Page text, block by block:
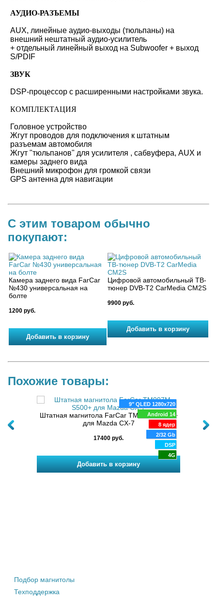
АУДИО-РАЗЪЕМЫ
AUX, линейные аудио-выходы (тюльпаны) на
внешний нештатный аудио-усилитель
+ отдельный линейный выход на Subwoofer + выход
S/PDIF
ЗВУК
DSP-процессор с расширенными настройками звука.
КОМПЛЕКТАЦИЯ
Головное устройство
Жгут проводов для подключения к штатным
разъемам автомобиля
Жгут "тюльпанов" для усилителя , сабвуфера, AUX и
камеры заднего вида
Внешний микрофон для громкой связи
GPS антенна для навигации
С этим товаром обычно
покупают:
Камера заднего вида FarCar
№430 универсальная на
болте
1200 руб.
Цифровой автомобильный ТВ-
тюнер DVB-T2 CarMedia CM2S
9900 руб.
Похожие товары:
662
9" QLED 1280x720
Android 14
8 ядер
2/32 Gb
DSP
4G
Штатная магнитола FarCar TM097M S500+
для Mazda CX-7
17400 руб.
Подбор магнитолы
Техподдержка